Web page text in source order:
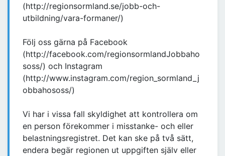
(http://regionsormland.se/jobb-och-
utbildning/vara-formaner/)
Följ oss gärna på Facebook
(http://facebook.com/regionsormlandJobbaho
soss/) och Instagram
(http://www.instagram.com/region_sormland_j
obbahososs/)
Vi har i vissa fall skyldighet att kontrollera om
en person förekommer i misstanke- och eller
belastningsregistret. Det kan ske på två sätt,
endera begär regionen ut uppgiften själv eller